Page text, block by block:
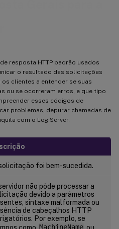
resposta HTTP padrão usados
o resultado das solicitações
clientes a entender se suas
ou se ocorreram erros, e que tipo
esses códigos de
problemas, depurar chamadas de
com o Log Server.
foi bem-sucedida.
não pôde processar a
devido a parâmetros
sintaxe malformada ou
de cabeçalhos HTTP
Por exemplo, se
como MachineName ou